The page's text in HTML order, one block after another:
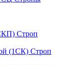
Строп
Строп